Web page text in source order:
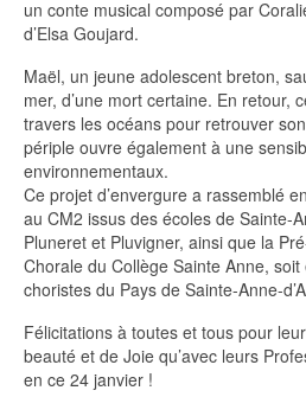
un conte musical composé par
d’Elsa Goujard.
Maël, un jeune adolescent breton,
mer, d’une mort certaine. En retour,
travers les océans pour retrouver
périple ouvre également à une
environnementaux.
Ce projet d’envergure a rassemblé
au CM2 issus des écoles de Sainte-
Pluneret et Pluvigner, ainsi que la
Chorale du Collège Sainte Anne,
choristes du Pays de Sainte-Anne-
Félicitations à toutes et tous pour
beauté et de Joie qu’avec leurs
en ce 24 janvier !